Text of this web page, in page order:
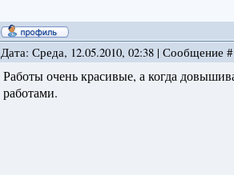
Дата: Среда, 12.05.2010, 02:38 | Сообщение #
Работы очень красивые, а когда
работами.